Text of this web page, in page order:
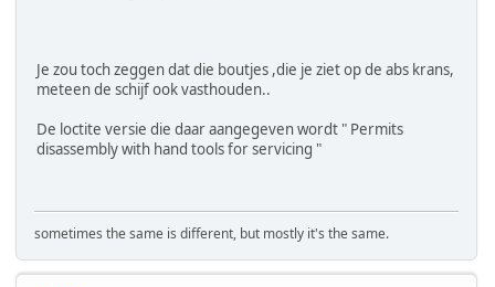
Je zou toch zeggen dat die boutjes ,die je ziet op de abs krans,
meteen de schijf ook vasthouden..
De loctite versie die daar aangegeven wordt " Permits
disassembly with hand tools for servicing "
sometimes the same is different, but mostly it's the same.